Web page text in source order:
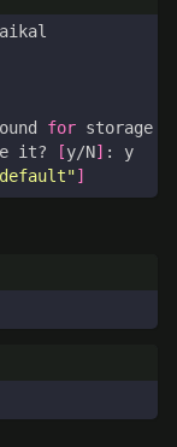
for
it?
[y/N]
]